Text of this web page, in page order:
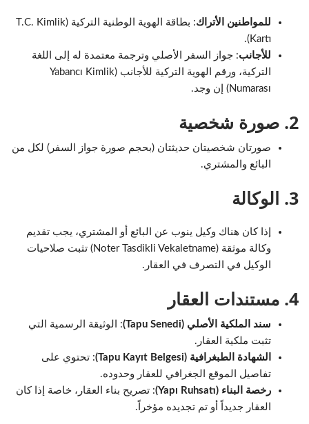
للمواطنين الأتراك
: بطاقة الهوية الوطنية التركية (T.C. Kimlik
Kartı).
للأجانب: جواز السفر الأصلي وترجمة معتمدة له إلى اللغة
التركية، ورقم الهوية التركية للأجانب (Yabancı Kimlik
Numarası) إن وجد.
2. صورة شخصية
صورتان شخصيتان حديثتان (بحجم صورة جواز السفر) لكل من
البائع والمشتري.
3. الوكالة
إذا كان هناك وكيل ينوب عن البائع أو المشتري، يجب تقديم
وكالة موثقة (Noter Tasdikli Vekaletname) تثبت صلاحيات
الوكيل في التصرف في العقار.
4. مستندات العقار
سند الملكية الأصلي (Tapu Senedi)
: الوثيقة الرسمية التي
تثبت ملكية العقار.
الشهادة الطبغرافية (Tapu Kayıt Belgesi)
: تحتوي على
تفاصيل الموقع الجغرافي للعقار وحدوده.
رخصة البناء (Yapı Ruhsatı)
: تصريح بناء العقار، خاصة إذا كان
العقار جديداً أو تم تجديده مؤخراً.